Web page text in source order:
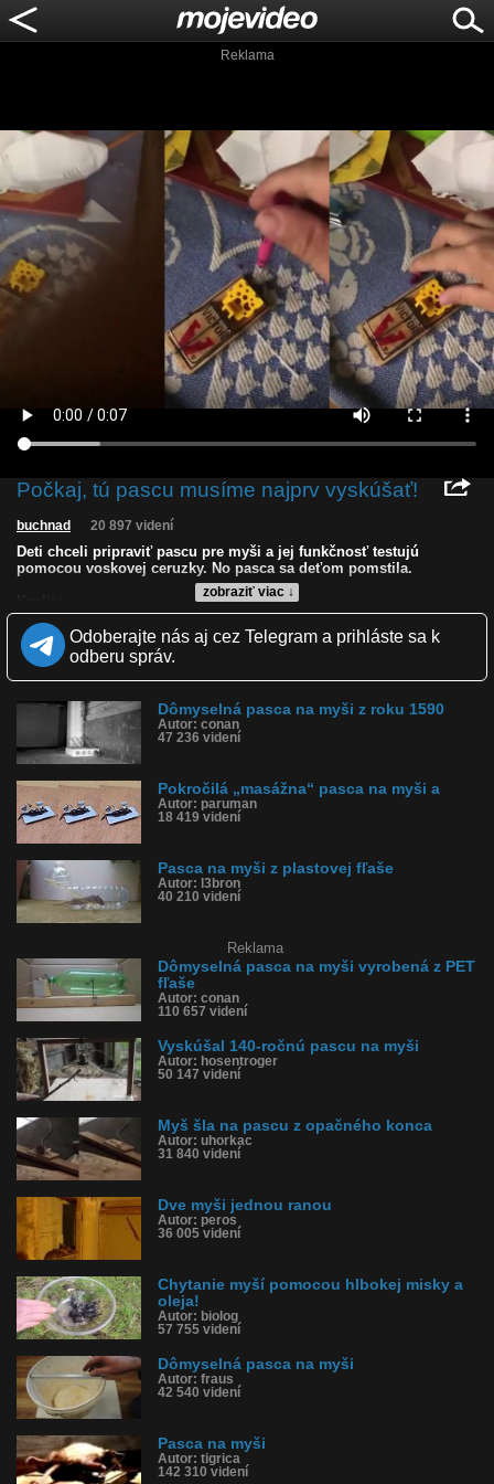
Reklama
Počkaj, tú pascu musíme najprv vyskúšať!
zobraziť viac ↓
buchnad 20 897 videní
Deti chceli pripraviť pascu pre myši a jej funkčnosť testujú
pomocou voskovej ceruzky. No pasca sa deťom pomstila.
Zverejnené: 14.9.2019 12:35
Páči sa: 90% (59 hlasov)
Obľúbené: 14
Komentárov: 25
Kategória: deti
Tagy: myši, pasca, pasca na myši, klepla mu prst, pomnsta, karma,
kto druhému jamu kope
História sledovanosti videa:
Odoberajte nás aj cez Telegram a prihláste sa k
odberu správ.
Dômyselná pasca na myši z roku 1590
Autor: conan
47 236 videní
Pokročilá „masážna“ pasca na myši a
Autor: paruman
18 419 videní
Pasca na myši z plastovej fľaše
Autor: l3bron
40 210 videní
Reklama
Dômyselná pasca na myši vyrobená z PET
fľaše
Autor: conan
110 657 videní
Vyskúšal 140-ročnú pascu na myši
Autor: hosentroger
50 147 videní
Myš šla na pascu z opačného konca
Autor: uhorkac
31 840 videní
Dve myši jednou ranou
Autor: peros
36 005 videní
Chytanie myší pomocou hlbokej misky a
oleja!
Autor: biolog
57 755 videní
Dômyselná pasca na myši
Autor: fraus
42 540 videní
Pasca na myši
Autor: tigrica
142 310 videní